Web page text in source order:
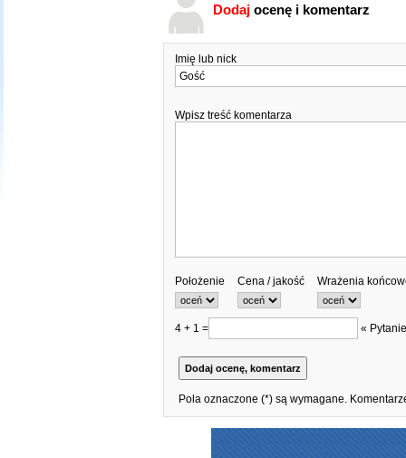
Dodajocenę i komentarz
Imię lub nick
Wpisz treść komentarza
Położenie Cena / jakość Wrażenia
4 + 1 = «
Pola oznaczone (*) są wymagane.